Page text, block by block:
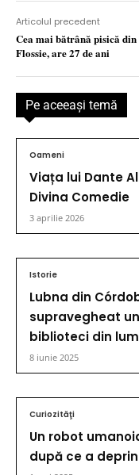
Articolul precedent
Cea mai bătrână pisică din
Flossie, are 27 de ani
Pe aceeaşi temă
Oameni
Viața lui Dante
Divina Comedie
3 aprilie 2026
Istorie
Lubna din
supravegheat
biblioteci din
8 iunie 2025
Curiozităţi
Un robot
după ce a